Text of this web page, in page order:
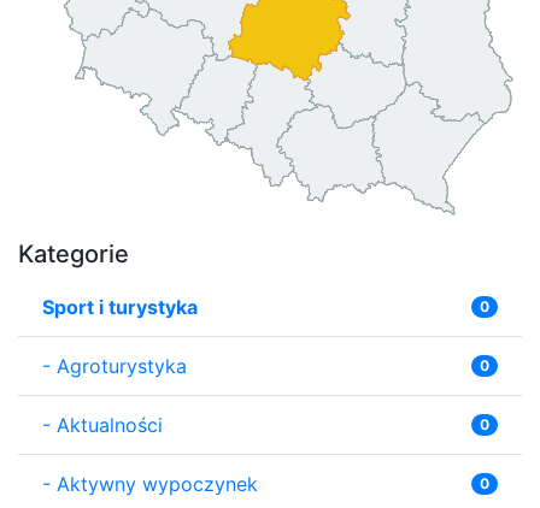
Kategorie
Sport i turystyka 0
- Agroturystyka 0
- Aktualności 0
- Aktywny wypoczynek 0